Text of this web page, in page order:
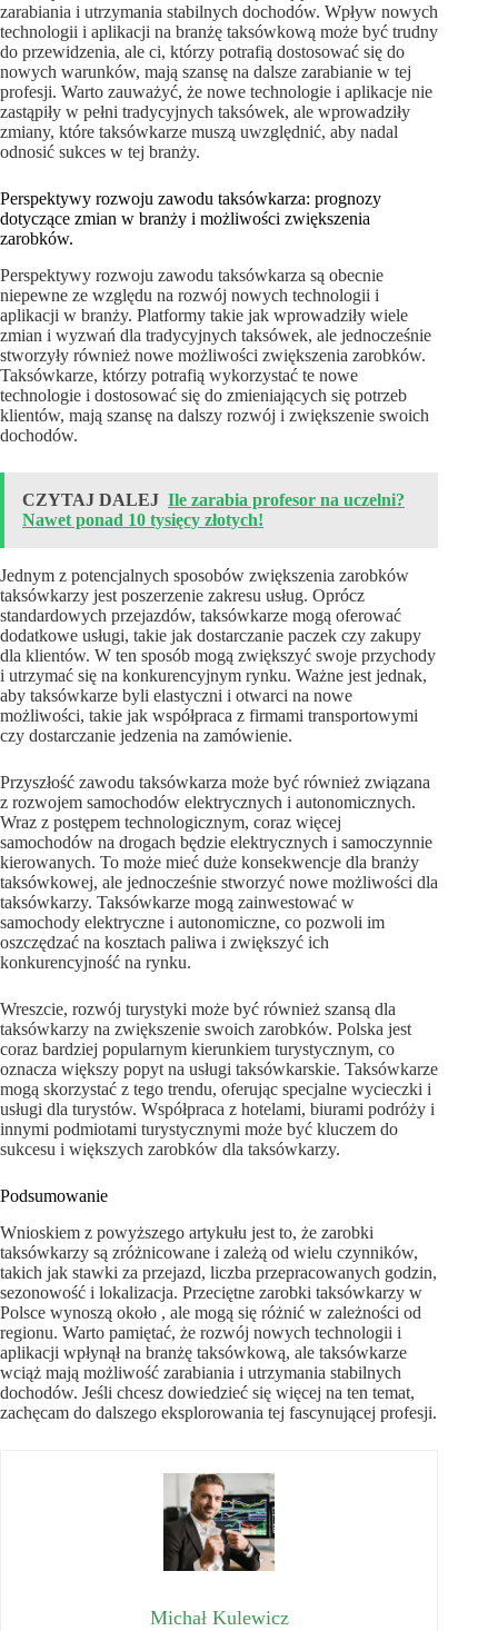
zarabiania i utrzymania stabilnych dochodów. Wpływ nowych
technologii i aplikacji na branżę taksówkową może być trudny
do przewidzenia, ale ci, którzy potrafią dostosować się do
nowych warunków, mają szansę na dalsze zarabianie w tej
profesji. Warto zauważyć, że nowe technologie i aplikacje nie
zastąpiły w pełni tradycyjnych taksówek, ale wprowadziły
zmiany, które taksówkarze muszą uwzględnić, aby nadal
odnosić sukces w tej branży.
Perspektywy rozwoju zawodu taksówkarza: prognozy
dotyczące zmian w branży i możliwości zwiększenia
zarobków.
Perspektywy rozwoju zawodu taksówkarza są obecnie
niepewne ze względu na rozwój nowych technologii i
aplikacji w branży. Platformy takie jak wprowadziły wiele
zmian i wyzwań dla tradycyjnych taksówek, ale jednocześnie
stworzyły również nowe możliwości zwiększenia zarobków.
Taksówkarze, którzy potrafią wykorzystać te nowe
technologie i dostosować się do zmieniających się potrzeb
klientów, mają szansę na dalszy rozwój i zwiększenie swoich
dochodów.
CZYTAJ DALEJ Ile zarabia profesor na uczelni?
Nawet ponad 10 tysięcy złotych!
Jednym z potencjalnych sposobów zwiększenia zarobków
taksówkarzy jest poszerzenie zakresu usług. Oprócz
standardowych przejazdów, taksówkarze mogą oferować
dodatkowe usługi, takie jak dostarczanie paczek czy zakupy
dla klientów. W ten sposób mogą zwiększyć swoje przychody
i utrzymać się na konkurencyjnym rynku. Ważne jest jednak,
aby taksówkarze byli elastyczni i otwarci na nowe
możliwości, takie jak współpraca z firmami transportowymi
czy dostarczanie jedzenia na zamówienie.
Przyszłość zawodu taksówkarza może być również związana
z rozwojem samochodów elektrycznych i autonomicznych.
Wraz z postępem technologicznym, coraz więcej
samochodów na drogach będzie elektrycznych i samoczynnie
kierowanych. To może mieć duże konsekwencje dla branży
taksówkowej, ale jednocześnie stworzyć nowe możliwości dla
taksówkarzy. Taksówkarze mogą zainwestować w
samochody elektryczne i autonomiczne, co pozwoli im
oszczędzać na kosztach paliwa i zwiększyć ich
konkurencyjność na rynku.
Wreszcie, rozwój turystyki może być również szansą dla
taksówkarzy na zwiększenie swoich zarobków. Polska jest
coraz bardziej popularnym kierunkiem turystycznym, co
oznacza większy popyt na usługi taksówkarskie. Taksówkarze
mogą skorzystać z tego trendu, oferując specjalne wycieczki i
usługi dla turystów. Współpraca z hotelami, biurami podróży i
innymi podmiotami turystycznymi może być kluczem do
sukcesu i większych zarobków dla taksówkarzy.
Podsumowanie
Wnioskiem z powyższego artykułu jest to, że zarobki
taksówkarzy są zróżnicowane i zależą od wielu czynników,
takich jak stawki za przejazd, liczba przepracowanych godzin,
sezonowość i lokalizacja. Przeciętne zarobki taksówkarzy w
Polsce wynoszą około , ale mogą się różnić w zależności od
regionu. Warto pamiętać, że rozwój nowych technologii i
aplikacji wpłynął na branżę taksówkową, ale taksówkarze
wciąż mają możliwość zarabiania i utrzymania stabilnych
dochodów. Jeśli chcesz dowiedzieć się więcej na ten temat,
zachęcam do dalszego eksplorowania tej fascynującej profesji.
Michał Kulewicz